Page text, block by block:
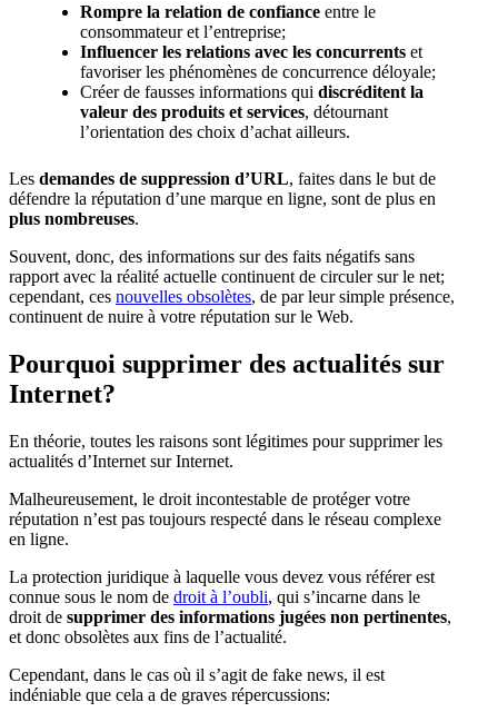
Rompre la relation de confiance entre le
consommateur et l’entreprise;
Influencer les relations avec les concurrents et
favoriser les phénomènes de concurrence déloyale;
Créer de fausses informations qui discréditent la
valeur des produits et services, détournant
l’orientation des choix d’achat ailleurs.
Les demandes de suppression d’URL, faites dans le but de
défendre la réputation d’une marque en ligne, sont de plus en
plus nombreuses.
Souvent, donc, des informations sur des faits négatifs sans
rapport avec la réalité actuelle continuent de circuler sur le net;
cependant, ces nouvelles obsolètes, de par leur simple présence,
continuent de nuire à votre réputation sur le Web.
Pourquoi supprimer des actualités sur
Internet?
En théorie, toutes les raisons sont légitimes pour supprimer les
actualités d’Internet sur Internet.
Malheureusement, le droit incontestable de protéger votre
réputation n’est pas toujours respecté dans le réseau complexe
en ligne.
La protection juridique à laquelle vous devez vous référer est
connue sous le nom de droit à l’oubli, qui s’incarne dans le
droit de supprimer des informations jugées non pertinentes,
et donc obsolètes aux fins de l’actualité.
Cependant, dans le cas où il s’agit de fake news, il est
indéniable que cela a de graves répercussions: